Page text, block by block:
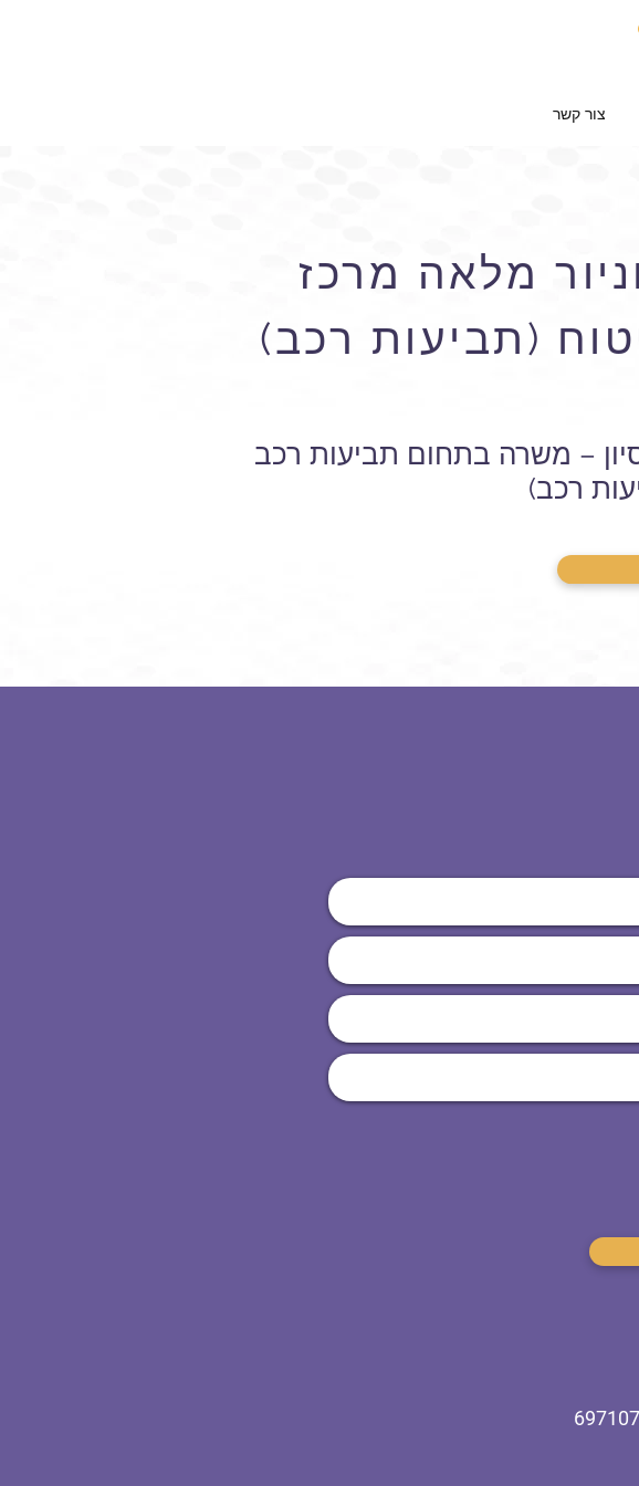
צור קשר
מלאה מרכז
(תביעות רכב)
– משרה בתחום תביעות רכב
רכב)